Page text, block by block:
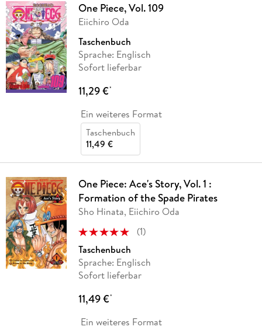
One Piece, Vol. 109
Eiichiro Oda
Taschenbuch
Sprache: Englisch
Sofort lieferbar
11,29 €*
Ein weiteres Format
Taschenbuch
11,49 €
One Piece: Ace's Story, Vol. 1 :
Formation of the Spade Pirates
Sho Hinata, Eiichiro Oda
(1)
Taschenbuch
Sprache: Englisch
Sofort lieferbar
11,49 €*
Ein weiteres Format